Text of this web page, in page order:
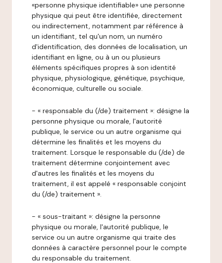
«personne physique identifiable» une personne
physique qui peut être identifiée, directement
ou indirectement, notamment par référence à
un identifiant, tel qu'un nom, un numéro
d'identification, des données de localisation, un
identifiant en ligne, ou à un ou plusieurs
éléments spécifiques propres à son identité
physique, physiologique, génétique, psychique,
économique, culturelle ou sociale.
- « responsable du (/de) traitement »: désigne la
personne physique ou morale, l'autorité
publique, le service ou un autre organisme qui
détermine les finalités et les moyens du
traitement. Lorsque le responsable du (/de) de
traitement détermine conjointement avec
d'autres les finalités et les moyens du
traitement, il est appelé « responsable conjoint
du (/de) traitement ».
- « sous-traitant »: désigne la personne
physique ou morale, l'autorité publique, le
service ou un autre organisme qui traite des
données à caractère personnel pour le compte
du responsable du traitement.